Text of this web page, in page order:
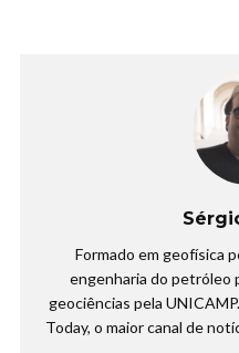
Formado em geofísica
engenharia do petróleo
geociências pela
Today, o maior canal de